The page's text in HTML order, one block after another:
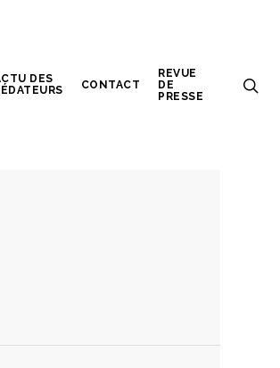
DES
CONTACT
REVUE
DE
PRESSE